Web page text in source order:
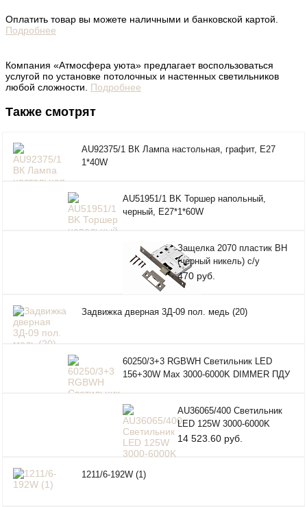
Оплатить товар вы можете наличными и банковской картой.
Подробнее
Компания «Атмосфера уюта» предлагает воспользоваться
услугой по установке потолочных и настенных светильников
любой сложности. Подробнее
Также смотрят
AU92375/1 ВК Лампа настольная, графит, E27
1*40W
AU51951/1 BK Торшер напольный,
черный, Е27*1*60W
Защелка 2070 пластик ВН
(черный никель) с/у
470 руб.
Задвижка дверная 3Д-09 пол. медь (20)
60250/3+3 RGBWH Светильник LED
156+30W Max 3000-6000K DIMMER ПДУ
AU36065/400 Светильник
LED 125W 3000-6000K
14 523.60 руб.
1211/6-192W (1)